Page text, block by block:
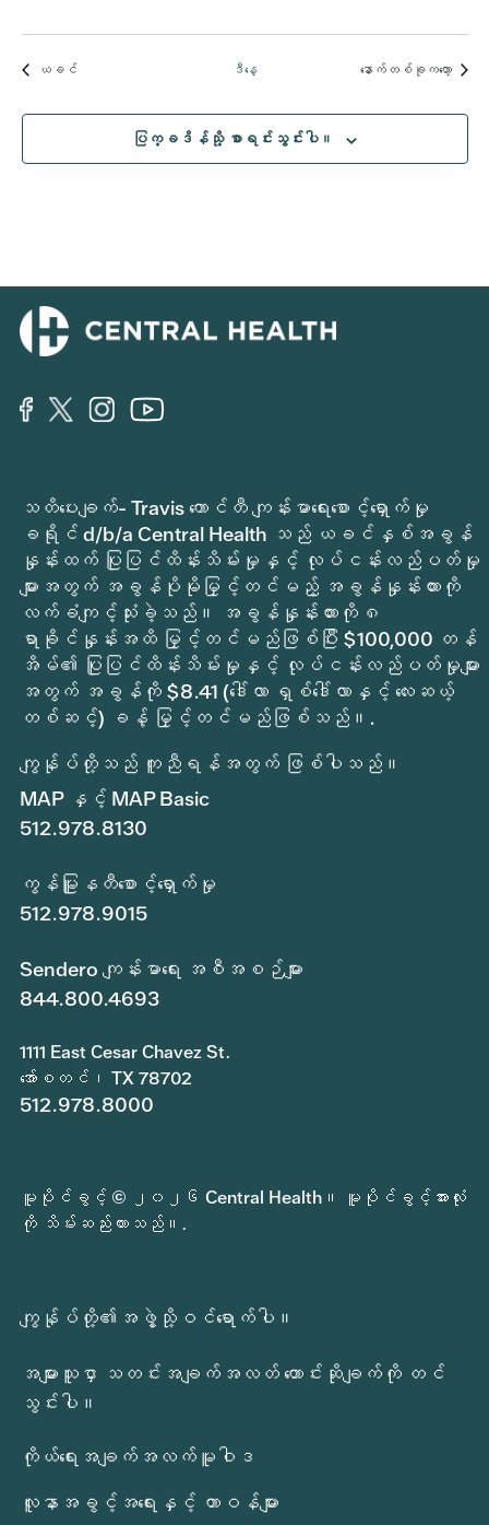
ယခင်အဲ့ဒါနဲ့ ဒီနေ့ နောက်တစ်ခုကတော့အဲ့ဒါနဲ့
ပြက္ခဒိန်သို့ စာရင်းသွင်းပါ။
သတိပေးချက်- Travis ကောင်တီ ကျန်းမာရေးစောင့်ရှောက်မှု
ခရိုင် d/b/a Central Health သည် ယခင်နှစ်အခွန်
နှုန်းထက် ပြုပြင်ထိန်းသိမ်းမှုနှင့် လုပ်ငန်းလည်ပတ်မှု
များအတွက် အခွန်ပိုမိုမြှင့်တင်မည့် အခွန်နှုန်းထားကို
လက်ခံကျင့်သုံးခဲ့သည်။ အခွန်နှုန်းထားကို ၈
ရာခိုင်နှုန်းအထိ မြှင့်တင်မည်ဖြစ်ပြီး $100,000 တန်
အိမ်၏ ပြုပြင်ထိန်းသိမ်းမှုနှင့် လုပ်ငန်းလည်ပတ်မှုများ
အတွက် အခွန်ကို $8.41 (ဒေါ်လာ ရှစ်ဒေါ်လာနှင့် လေးဆယ့်
တစ်ဆင့်) ခန့် မြှင့်တင်မည်ဖြစ်သည်။.
ကျွန်ုပ်တို့သည် ကူညီရန်အတွက် ဖြစ်ပါသည်။
MAP နှင့် MAP Basic
512.978.8130
ကွန်မြူနတီစောင့်ရှောက်မှု
512.978.9015
Sendero ကျန်းမာရေး အစီအစဉ်များ
844.800.4693
1111 East Cesar Chavez St.
အော်စတင်၊ TX 78702
512.978.8000
မူပိုင်ခွင့် © ၂၀၂၆ Central Health။ မူပိုင်ခွင့်အားလုံး
ကို သိမ်းဆည်းထားသည်။.
ကျွန်ုပ်တို့၏အဖွဲ့သို့ဝင်ရောက်ပါ။
အများသူငှာ သတင်းအချက်အလတ် တောင်းဆိုချက်ကို တင်
သွင်းပါ။
ကိုယ်ရေးအချက်အလက်မူဝါဒ
လူနာအခွင့်အရေးနှင့် တာဝန်များ